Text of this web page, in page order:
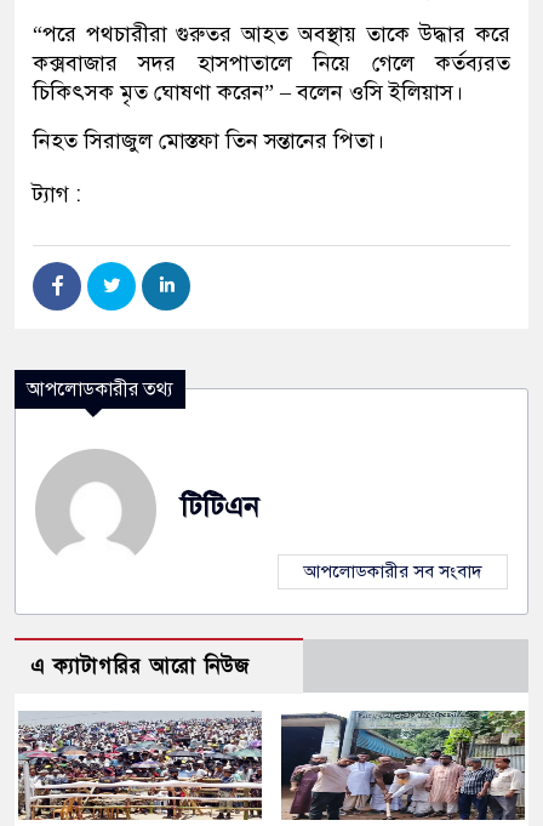
“পরে পথচারীরা গুরুতর আহত অবস্থায় তাকে উদ্ধার করে
কক্সবাজার সদর হাসপাতালে নিয়ে গেলে কর্তব্যরত
চিকিৎসক মৃত ঘোষণা করেন” – বলেন ওসি ইলিয়াস।
নিহত সিরাজুল মোস্তফা তিন সন্তানের পিতা।
ট্যাগ :
আপলোডকারীর তথ্য
টিটিএন
আপলোডকারীর সব সংবাদ
এ ক্যাটাগরির আরো নিউজ